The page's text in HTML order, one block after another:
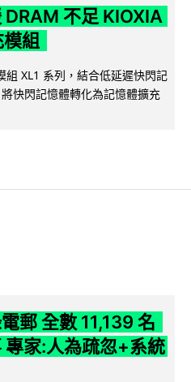
不足 KIOXIA
組
XL1 系列，結合低延遲快閃記
快閃記憶體轉化為記憶體擴充
郵 全數 11,139 名
專家:人為疏忽+系統